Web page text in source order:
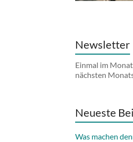
Newsletter
Einmal im
nächsten
Neueste
Was machen